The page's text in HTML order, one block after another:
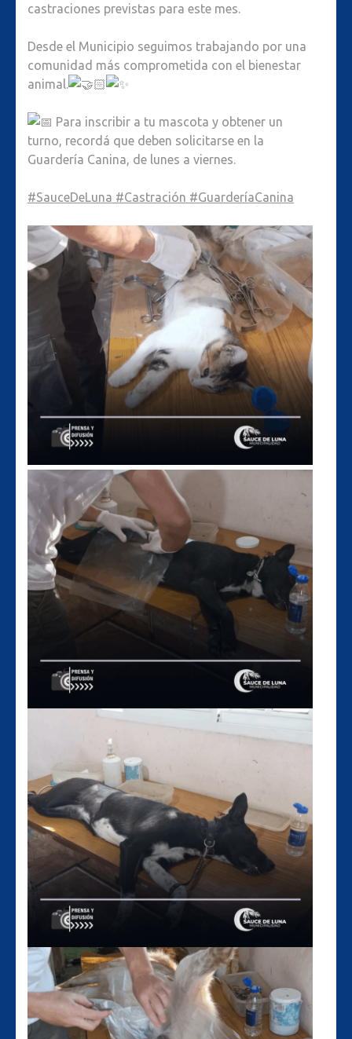
castraciones previstas para este mes.
Desde el Municipio seguimos trabajando por una
comunidad más comprometida con el bienestar
animal.
Para inscribir a tu mascota y obtener un
turno, recordá que deben solicitarse en la
Guardería Canina, de lunes a viernes.
#SauceDeLuna #Castración #GuarderíaCanina